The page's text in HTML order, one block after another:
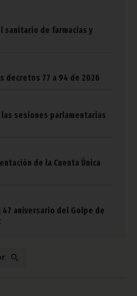
sanitario de farmacias y
decretos 77 a 94 de 2026
sesiones parlamentarias
de la Cuenta Única
aniversario del Golpe de